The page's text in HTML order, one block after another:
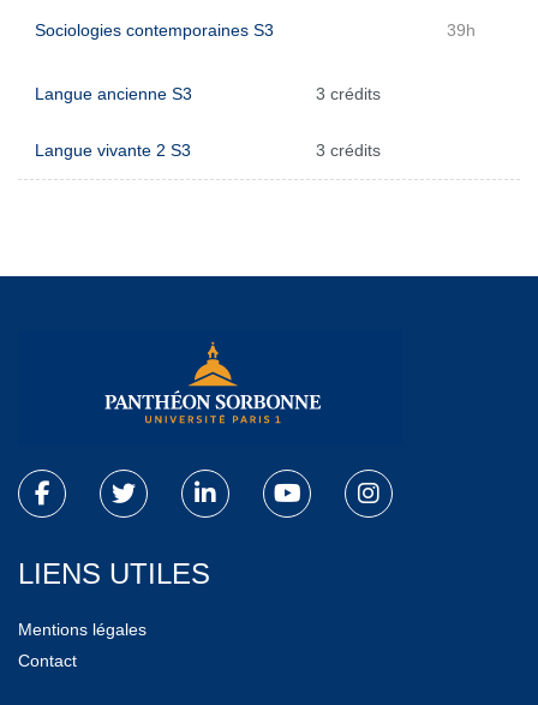
Sociologies contemporaines S3 39h
Langue ancienne S3 3 crédits
Langue vivante 2 S3 3 crédits
LIENS UTILES
Mentions légales
Contact